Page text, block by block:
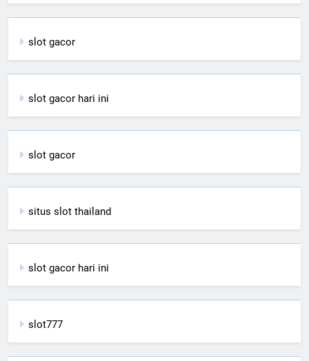
slot gacor
slot gacor hari ini
slot gacor
situs slot thailand
slot gacor hari ini
slot777